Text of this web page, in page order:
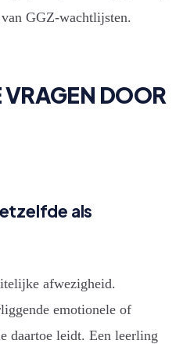
GGZ-wachtlijsten.
VRAGEN DOOR
als
afwezigheid.
emotionele of
daartoe leidt. Een leerling